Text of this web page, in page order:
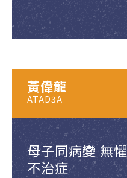
母子同病變 無
不治症
黃偉龍
ATAD3A